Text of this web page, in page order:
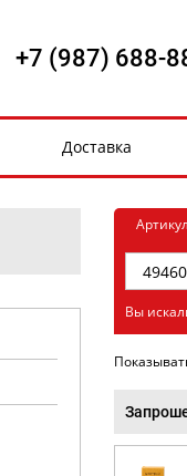
+7 (987) 688-
Доставка
Артикул
Вы